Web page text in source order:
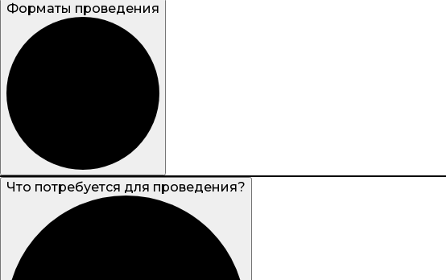
Форматы проведения
Что потребуется для проведения?